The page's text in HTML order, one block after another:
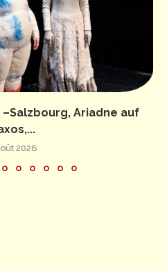
Ariadne auf
2026